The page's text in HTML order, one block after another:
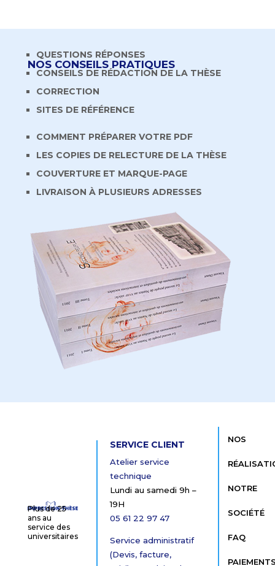
NOS CONSEILS PRATIQUES
QUESTIONS RÉPONSES
CONSEILS DE RÉDACTION DE LA THÈSE
CORRECTION
SITES DE RÉFÉRENCE
COMMENT PRÉPARER VOTRE PDF
LES COPIES DE RELECTURE DE LA THÈSE
COUVERTURE ET MARQUE-PAGE
LIVRAISON À PLUSIEURS ADRESSES
Plus de 25
ans au
service des
universitaires
SERVICE CLIENT
Atelier service
technique
Lundi au samedi 9h –
19H
05 61 22 97 47
Service administratif
(Devis, facture,
NOS
NOTRE
SOCIÉTÉ
FAQ